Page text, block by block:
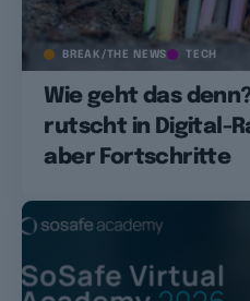
BREAK/THE NEWS TECH
Wie geht das
rutscht in Digital-
aber Fortschritte